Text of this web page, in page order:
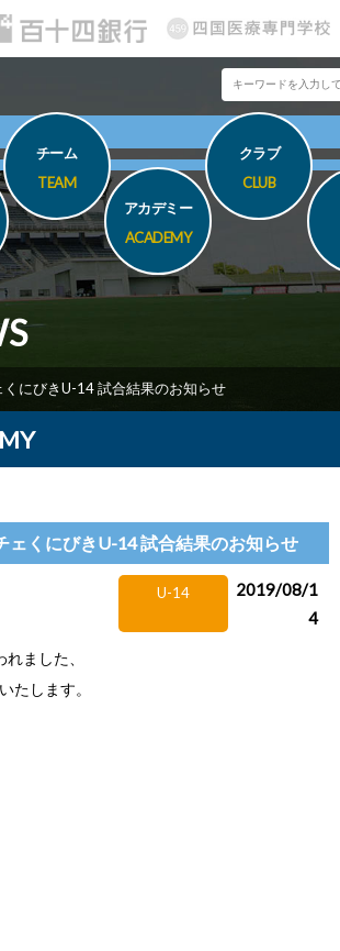
チーム
TEAM
アカデミー
ACADEMY
クラブ
CLUB
にびきU-14 試合結果のお知らせ
ェくにびきU-14 試合結果のお知らせ
U-14
2019/08/1
4
ました、
たします。